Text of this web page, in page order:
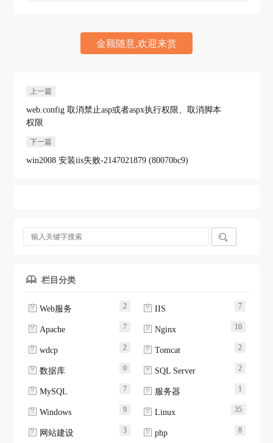
金额随意,欢迎来赏
上一篇
web.config 取消禁止asp或者aspx执行权限、取消脚本
权限
下一篇
win2008 安装iis失败-2147021879 (80070bc9)

 栏目分类
 Web服务 2  IIS 7
 Apache 7  Nginx 10
 wdcp 2  Tomcat 2
 数据库 0  SQL Server 2
 MySQL 7  服务器 1
 Windows 9  Linux 35
 网站建设 3  php 8